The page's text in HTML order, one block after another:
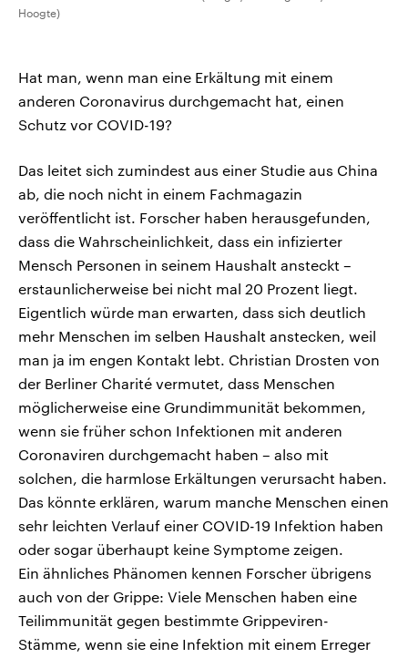
Hoogte)
Hat man, wenn man eine Erkältung mit einem
anderen Coronavirus durchgemacht hat, einen
Schutz vor COVID-19?
Das leitet sich zumindest aus einer Studie aus China
ab, die noch nicht in einem Fachmagazin
veröffentlicht ist. Forscher haben herausgefunden,
dass die Wahrscheinlichkeit, dass ein infizierter
Mensch Personen in seinem Haushalt ansteckt –
erstaunlicherweise bei nicht mal 20 Prozent liegt.
Eigentlich würde man erwarten, dass sich deutlich
mehr Menschen im selben Haushalt anstecken, weil
man ja im engen Kontakt lebt. Christian Drosten von
der Berliner Charité vermutet, dass Menschen
möglicherweise eine Grundimmunität bekommen,
wenn sie früher schon Infektionen mit anderen
Coronaviren durchgemacht haben – also mit
solchen, die harmlose Erkältungen verursacht haben.
Das könnte erklären, warum manche Menschen einen
sehr leichten Verlauf einer COVID-19 Infektion haben
oder sogar überhaupt keine Symptome zeigen.
Ein ähnliches Phänomen kennen Forscher übrigens
auch von der Grippe: Viele Menschen haben eine
Teilimmunität gegen bestimmte Grippeviren-
Stämme, wenn sie eine Infektion mit einem Erreger